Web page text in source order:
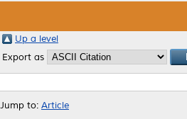
Up a level
Export as
Jump to: Article